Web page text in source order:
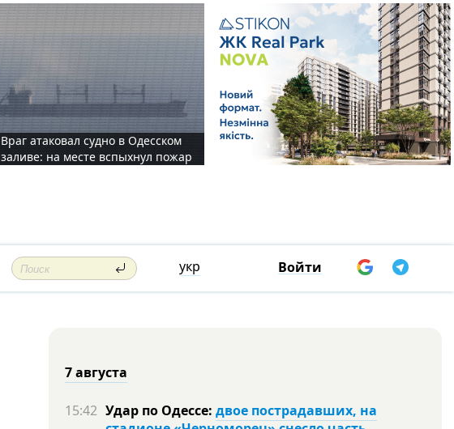
Враг атаковал судно в Одесском
заливе: на месте вспыхнул пожар
укр Войти
7 августа
15:42 Удар по Одессе: двое пострадавших, на